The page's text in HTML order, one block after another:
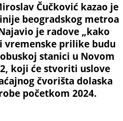
Čučković kazao je
beogradskog metroa
je radove „kako
vremenske prilike budu
stanici u Novom
koji će stvoriti uslove
čvorišta dolaska
početkom 2024.